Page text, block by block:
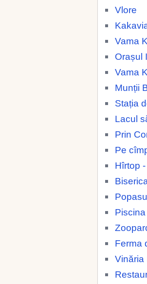
Vlore
Vama
Orașul
Vama
Munții
Stația
Lacul
Prin
Pe
Hîrtop
Ferma
Vinăria